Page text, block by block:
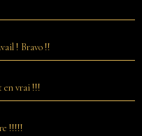
! Bravo !!
en vrai !!!
!!!!!